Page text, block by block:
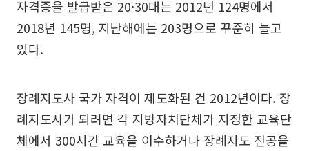
자격증을 발급받은 20·30대는 2012년 124명에서
2018년 145명, 지난해에는 203명으로 꾸준히 늘고
있다.
장례지도사 국가 자격이 제도화된 건 2012년이다. 장
례지도사가 되려면 각 지방자치단체가 지정한 교육단
체에서 300시간 교육을 이수하거나 장례지도 전공을